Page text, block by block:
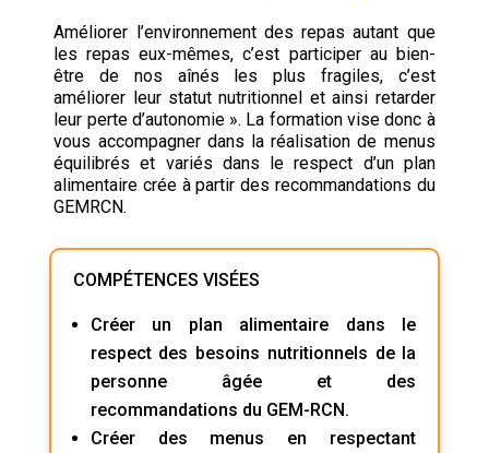
Améliorer l’environnement des repas autant que
les repas eux-mêmes, c’est participer au bien-
être de nos aînés les plus fragiles, c’est
améliorer leur statut nutritionnel et ainsi retarder
leur perte d’autonomie ». La formation vise donc à
vous accompagner dans la réalisation de menus
équilibrés et variés dans le respect d’un plan
alimentaire crée à partir des recommandations du
GEMRCN.
COMPÉTENCES VISÉES
Créer un plan alimentaire dans le
respect des besoins nutritionnels de la
personne âgée et des
recommandations du GEM-RCN.
Créer des menus en respectant